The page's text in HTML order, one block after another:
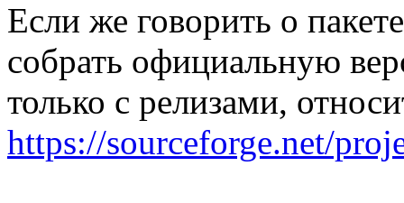
Если же говорить о
собрать официальную
только с релизами,
https://sourceforge.net/